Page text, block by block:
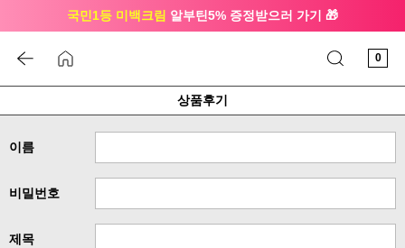
국민1등 미백크림 알부틴5% 증정받으러 가기 🎁
0
상품후기
이름
비밀번호
제목